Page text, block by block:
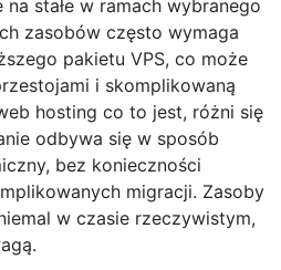
stałe w ramach wybranego
zasobów często wymaga
pakietu VPS, co może
i skomplikowaną
hosting co to jest, różni się
odbywa się w sposób
bez konieczności
migracji. Zasoby
w czasie rzeczywistym,